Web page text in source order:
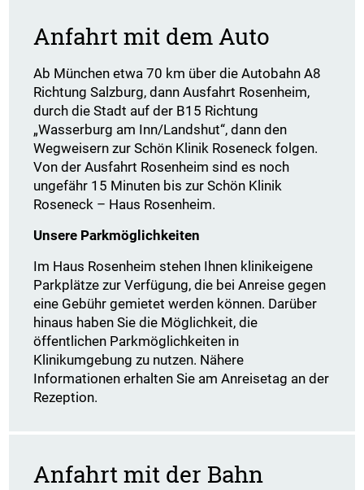
Anfahrt mit dem Auto
Ab München etwa 70 km über die Autobahn A8
Richtung Salzburg, dann Ausfahrt Rosenheim,
durch die Stadt auf der B15 Richtung
„Wasserburg am Inn/Landshut“, dann den
Wegweisern zur Schön Klinik Roseneck folgen.
Von der Ausfahrt Rosenheim sind es noch
ungefähr 15 Minuten bis zur Schön Klinik
Roseneck – Haus Rosenheim.
Unsere Parkmöglichkeiten
Im Haus Rosenheim stehen Ihnen klinikeigene
Parkplätze zur Verfügung, die bei Anreise gegen
eine Gebühr gemietet werden können. Darüber
hinaus haben Sie die Möglichkeit, die
öffentlichen Parkmöglichkeiten in
Klinikumgebung zu nutzen. Nähere
Informationen erhalten Sie am Anreisetag an der
Rezeption.
Anfahrt mit der Bahn